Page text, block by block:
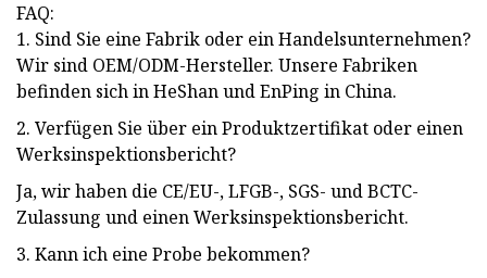
FAQ:
1. Sind Sie eine Fabrik oder ein Handelsunternehmen?
Wir sind OEM/ODM-Hersteller. Unsere Fabriken
befinden sich in HeShan und EnPing in China.
2. Verfügen Sie über ein Produktzertifikat oder einen
Werksinspektionsbericht?
Ja, wir haben die CE/EU-, LFGB-, SGS- und BCTC-
Zulassung und einen Werksinspektionsbericht.
3. Kann ich eine Probe bekommen?